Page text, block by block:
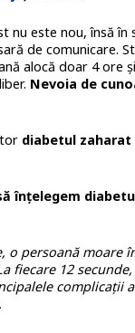
nu este nou, însă în
de comunicare.
alocă doar 4 ore
Nevoia de
diabetul zaharat
înțelegem
o persoană moare
fiecare 12
complicații